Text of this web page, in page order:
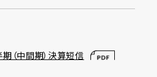
（中間期）決算短信